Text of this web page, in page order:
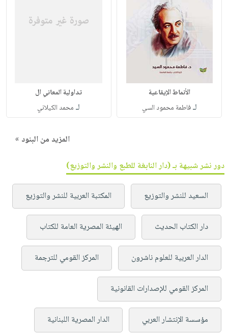
الأنماط الإيقاعية
لـفاطمة محمود السي
تداولية المعاني ال
لـ محمد الكيلاني
المزيد من البنود »
دور نشر شبيهة بـ (دار النابغة للطبع والنشر والتوزيع)
السعيد للنشر والتوزيع المكتبة العربية للنشر والتوزيع
دار الكتاب الحديث الهيئة المصرية العامة للكتاب
الدار العربية للعلوم ناشرون المركز القومي للترجمة
المركز القومي للإصدارات القانونية
مؤسسة الإنتشار العربي الدار المصرية اللبنانية